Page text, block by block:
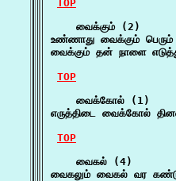
TOP
    வைக்கும் (2)
உண்ணாது வைக்கும்
வைக்கும் தன் நாளை
TOP
    வைக்கோல் (1)
எருத்திடை வைக்கோல்
TOP
    வைகல் (4)
வைகலும் வைகல் வர